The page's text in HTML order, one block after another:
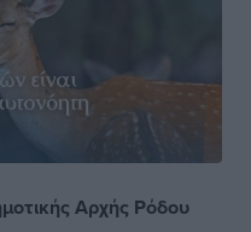
Αρχής Ρόδου